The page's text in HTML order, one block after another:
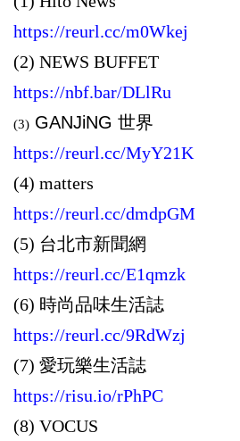
https://reurl.cc/m0Wkej
(2) NEWS BUFFET
https://nbf.bar/DLlRu
(3) GANJiNG 世界
https://reurl.cc/MyY21K
(4) matters
https://reurl.cc/dmdpGM
(5) 台北市新聞網
https://reurl.cc/E1qmzk
(6) 時尚品味生活誌
https://reurl.cc/9RdWzj
(7) 愛玩樂生活誌
https://risu.io/rPhPC
(8) VOCUS